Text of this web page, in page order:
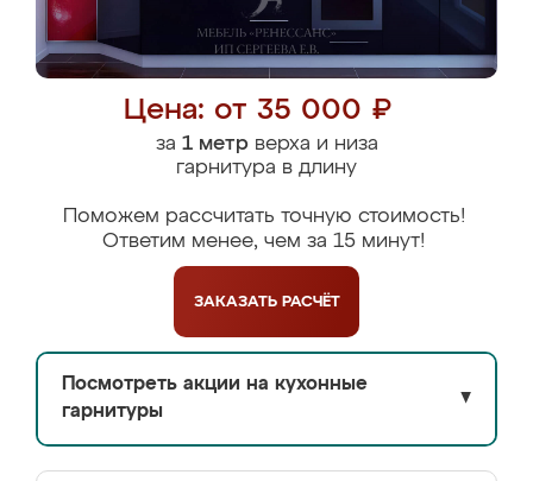
Цена: от 35 000 ₽
за 1 метрверха и низа
гарнитура в длину
Поможем рассчитать точную стоимость!
Ответим менее, чем за 15 минут!
ЗАКАЗАТЬ РАСЧЁТ
Посмотреть акции на кухонные
гарнитуры
▼